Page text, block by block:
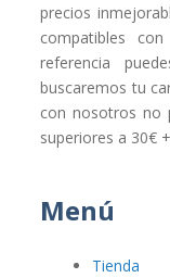
precios
compatibles
referencia
buscaremos tu
con nosotros no
superiores a 30€
Menú
Tienda